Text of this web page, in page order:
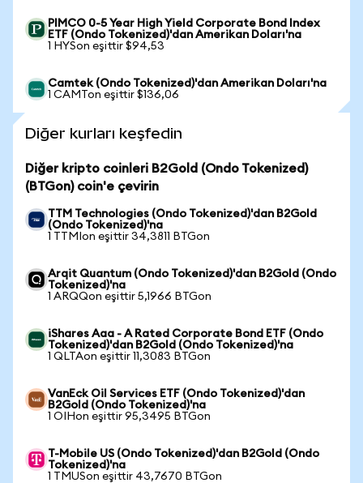
PIMCO 0-5 Year High Yield Corporate Bond Index
ETF (Ondo Tokenized)'dan Amerikan Doları'na
1 HYSon eşittir $94,53
Camtek (Ondo Tokenized)'dan Amerikan Doları'na
1 CAMTon eşittir $136,06
Diğer kurları keşfedin
Diğer kripto coinleri B2Gold (Ondo Tokenized)
(BTGon) coin'e çevirin
TTM Technologies (Ondo Tokenized)'dan B2Gold
(Ondo Tokenized)'na
1 TTMIon eşittir 34,3811 BTGon
Arqit Quantum (Ondo Tokenized)'dan B2Gold (Ondo
Tokenized)'na
1 ARQQon eşittir 5,1966 BTGon
iShares Aaa - A Rated Corporate Bond ETF (Ondo
Tokenized)'dan B2Gold (Ondo Tokenized)'na
1 QLTAon eşittir 11,3083 BTGon
VanEck Oil Services ETF (Ondo Tokenized)'dan
B2Gold (Ondo Tokenized)'na
1 OIHon eşittir 95,3495 BTGon
T-Mobile US (Ondo Tokenized)'dan B2Gold (Ondo
Tokenized)'na
1 TMUSon eşittir 43,7670 BTGon